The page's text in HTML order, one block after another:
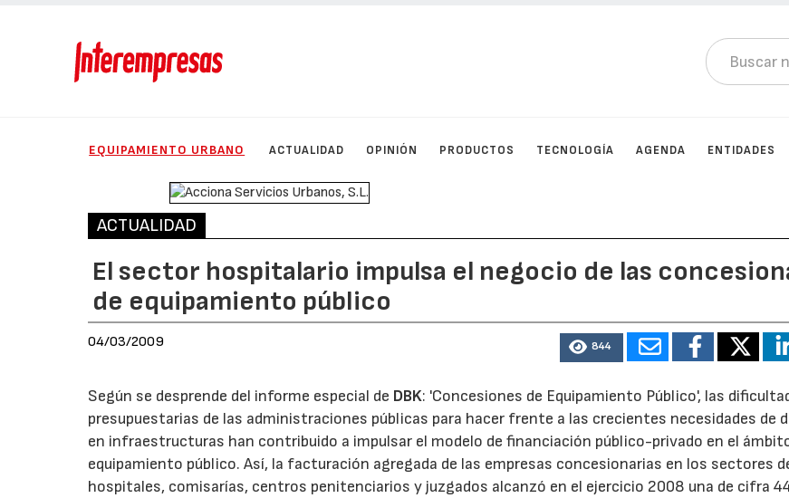
EQUIPAMIENTO URBANO ACTUALIDAD OPINIÓN PRODUCTOS TECNOLOGÍA AGENDA ENTIDADES
ACTUALIDAD
El sector hospitalario impulsa el negocio de las
de equipamiento público
04/03/2009 844
Según se desprende del informe especial de DBK: 'Concesiones de Equipamiento Público', las
presupuestarias de las administraciones públicas para hacer frente a las crecientes necesidades de
en infraestructuras han contribuido a impulsar el modelo de financiación público-privado en el
equipamiento público. Así, la facturación agregada de las empresas concesionarias en los sectores
hospitales, comisarías, centros penitenciarios y juzgados alcanzó en el ejercicio 2008 una de cifra